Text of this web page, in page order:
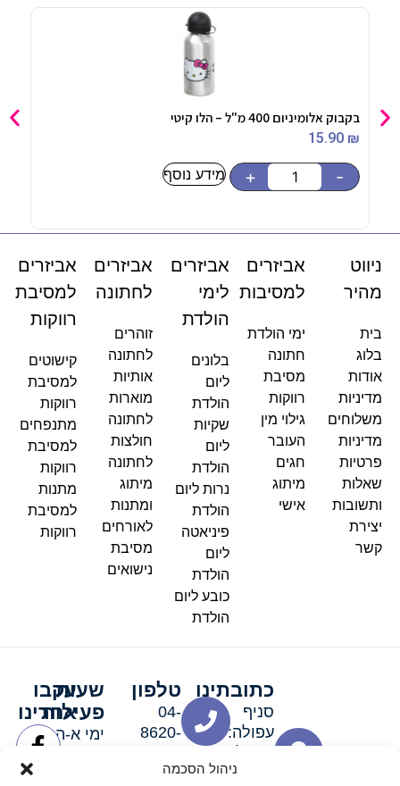
ניהול הסכמה
בקבוק אלומיניום 400 מ"ל – הלו קיטי
15.90 ₪
-
+ מידע נוסף
ניווט
מהיר
בית
בלוג
אודות
מדיניות
משלוחים
מדיניות
פרטיות
שאלות
ותשובות
יצירת
קשר
אביזרים
למסיבות
ימי הולדת
חתונה
מסיבת
רווקות
גילוי מין
העובר
חגים
מיתוג
אישי
אביזרים
לימי
הולדת
בלונים
ליום
הולדת
שקיות
ליום
הולדת
נרות ליום
הולדת
פיניאטה
ליום
הולדת
כובע ליום
הולדת
אביזרים
לחתונה
זוהרים
לחתונה
אותיות
מוארות
לחתונה
חולצות
לחתונה
מיתוג
ומתנות
לאורחים
מסיבת
נישואים
אביזרים
למסיבת
רווקות
קישוטים
למסיבת
רווקות
מתנפחים
למסיבת
רווקות
מתנות
למסיבת
רווקות
כתובתינו
סניף
עפולה:
סניף מגדל
טלפון
04-
8620-
שעות
פעילות
ימי א-ה:
עקבו
אחרינו